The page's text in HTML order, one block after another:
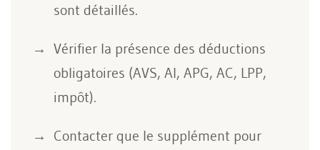
sont détaillés.
Vérifier la présence des déductions
obligatoires (AVS, AI, APG, AC, LPP,
impôt).
Contacter que le supplément pour